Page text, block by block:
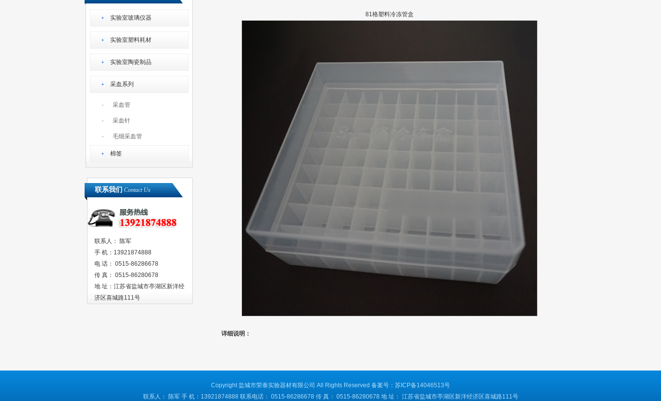
实验室玻璃仪器
实验室塑料耗材
实验室陶瓷制品
采血系列
· 采血管
· 采血针
· 毛细采血管
棉签
联系我们 Contact Us
联系人： 陈军
手 机：13921874888
电 话： 0515-86286678
传 真： 0515-86280678
地 址：江苏省盐城市亭湖区新洋经
济区喜城路111号
81格塑料冷冻管盒
详细说明：
Copyright 盐城市荣泰实验器材有限公司 All Rights Reserved 备案号： 苏ICP备14046513号
联系人： 陈军 手 机：13921874888 联系电话： 0515-86286678 传 真： 0515-86280678 地 址： 江苏省盐城市亭湖区新洋经济区喜城路111号